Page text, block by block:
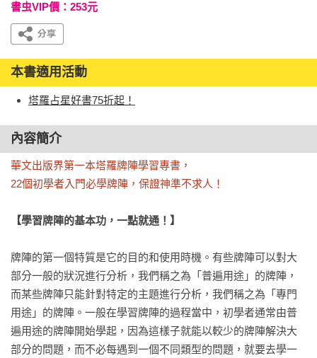
書虫VIP價：253元
本書適用活動
塔羅占星好書75折起！
內容簡介
華文出版界第一本塔羅牌陣學習專書，
22個初學者入門必學牌陣，保證神準不求人！
【學習牌陣的基本功，一點就通！】
牌陣的第一個特質是它的目的和使用時機。有些牌陣可以對大
部分一般的狀況進行分析，我們稱之為「普遍用途」的牌陣，
而某些牌陣只能針對特定的主題進行分析，我們稱之為「專門
用途」的牌陣。一般在學習牌陣的過程當中，初學者通常由普
遍用途的牌陣開始學起，因為這樣子就能以較少的牌陣解決大
部分的問題，而不必每遇到一個不同類型的問題，就要去學一